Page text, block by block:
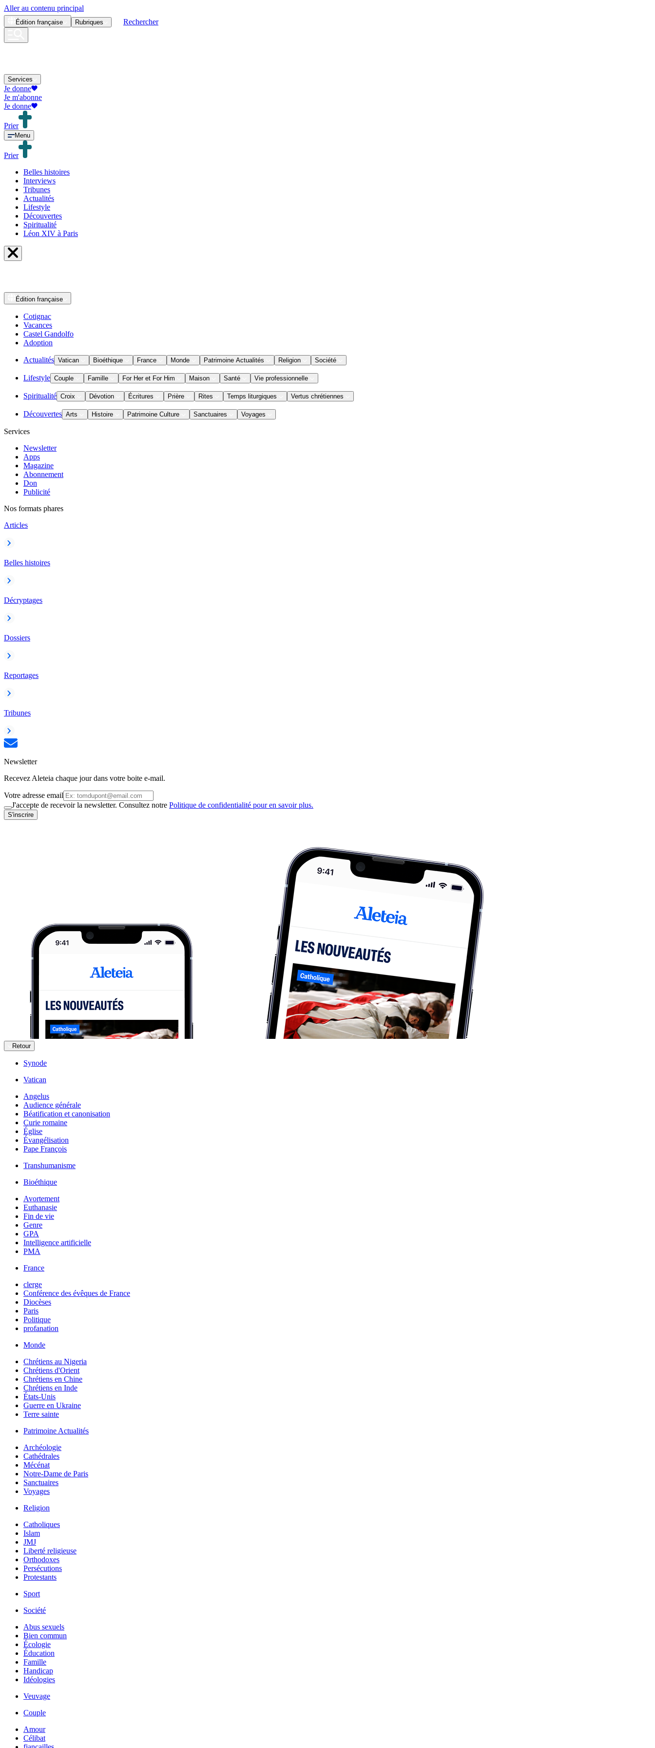
Aller au contenu principal
Édition française Rubriques Rechercher
Services
Je donne
Je m'abonne
Je donne
Prier
Menu
Prier
Belles histoires
Interviews
Tribunes
Actualités
Lifestyle
Découvertes
Spiritualité
Léon XIV à Paris
Édition française
Cotignac
Vacances
Castel Gandolfo
Adoption
Actualités Vatican Bioéthique France Monde Patrimoine Actualités Religion Société
Lifestyle Couple Famille For Her et For Him Maison Santé Vie professionnelle
Spiritualité Croix Dévotion Écritures Prière Rites Temps liturgiques Vertus chrétiennes
Découvertes Arts Histoire Patrimoine Culture Sanctuaires Voyages
Services
Newsletter
Apps
Magazine
Abonnement
Don
Publicité
Nos formats phares
Articles
Belles histoires
Décryptages
Dossiers
Reportages
Tribunes
Newsletter
Recevez Aleteia chaque jour dans votre boite e-mail.
Votre adresse email
J'accepte de recevoir la newsletter. Consultez notre Politique de confidentialité pour en savoir plus.
S'inscrire
Retour
Synode
Vatican
Angelus
Audience générale
Béatification et canonisation
Curie romaine
Église
Évangélisation
Pape François
Transhumanisme
Bioéthique
Avortement
Euthanasie
Fin de vie
Genre
GPA
Intelligence artificielle
PMA
France
clerge
Conférence des évêques de France
Diocèses
Paris
Politique
profanation
Monde
Chrétiens au Nigeria
Chrétiens d'Orient
Chrétiens en Chine
Chrétiens en Inde
États-Unis
Guerre en Ukraine
Terre sainte
Patrimoine Actualités
Archéologie
Cathédrales
Mécénat
Notre-Dame de Paris
Sanctuaires
Voyages
Religion
Catholiques
Islam
JMJ
Liberté religieuse
Orthodoxes
Persécutions
Protestants
Sport
Société
Abus sexuels
Bien commun
Écologie
Éducation
Famille
Handicap
Idéologies
Veuvage
Couple
Amour
Célibat